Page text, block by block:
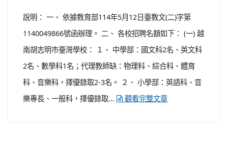
說明： 一、 依據教育部114年5月12日臺教文(二)字第
1140049866號函辦理。 二、 各校招聘名額如下： (一) 越
南胡志明市臺灣學校： １、 中學部：國文科2名、英文科
2名、數學科1名；代理教師缺：物理科、綜合科、體育
科、音樂科，擇優錄取2-3名。 ２、 小學部：英語科、音
樂專長、一般科，擇優錄取...
觀看完整文章